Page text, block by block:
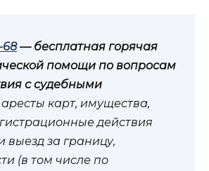
68— бесплатная горячая
помощи по вопросам
с судебными
аресты карт, имущества,
действия
выезд за границу,
(в том числе по